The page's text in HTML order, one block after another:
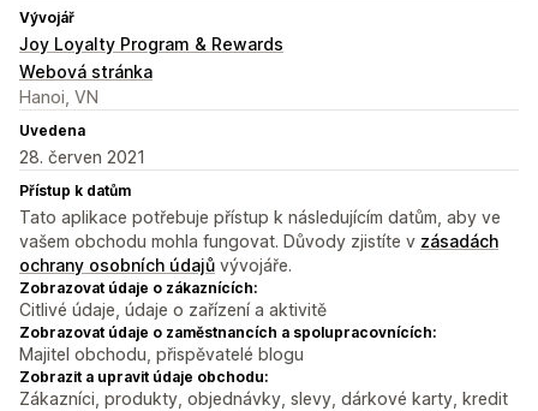
Vývojář
Joy Loyalty Program & Rewards
Webová stránka
Hanoi, VN
Uvedena
28. červen 2021
Přístup k datům
Tato aplikace potřebuje přístup k následujícím datům, aby ve
vašem obchodu mohla fungovat. Důvody zjistíte v zásadách
ochrany osobních údajů vývojáře.
Zobrazovat údaje o zákaznících:
Citlivé údaje, údaje o zařízení a aktivitě
Zobrazovat údaje o zaměstnancích a spolupracovnících:
Majitel obchodu, přispěvatelé blogu
Zobrazit a upravit údaje obchodu:
Zákazníci, produkty, objednávky, slevy, dárkové karty, kredit